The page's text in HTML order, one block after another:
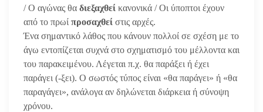
/ Ο αγώνας θα διεξαχθεί κανονικά / Οι ύποπτοι έχουν
από το πρωί προσαχθεί στις αρχές.
Ένα σημαντικό λάθος που κάνουν πολλοί σε σχέση με το
άγω εντοπίζεται συχνά στο σχηματισμό του μέλλοντα και
του παρακειμένου. Λέγεται π.χ. θα παράξει ή έχει
παράγει (-ξει). Ο σωστός τύπος είναι «θα παράγει» ή «θα
παραγάγει», ανάλογα αν δηλώνεται διάρκεια ή σύνοψη
χρόνου.